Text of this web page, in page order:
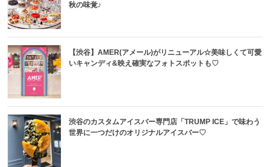
秋の味覚♪
【渋谷】AMER(アメール)がリニューアル☆美味しくて可愛
いキャンディ&映え確実なフォトスポットも♡
渋谷のカスタムアイスバー専門店「TRUMP ICE」で味わう
世界に一つだけのオリジナルアイスバー♡